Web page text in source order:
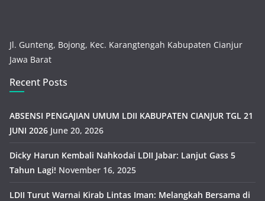
Jl. Gunteng, Bojong, Kec. Karangtengah Kabupaten Cianjur
Jawa Barat
Recent Posts
ABSENSI PENGAJIAN UMUM LDII KABUPATEN CIANJUR TGL 21
JUNI 2026 June 20, 2026
Dicky Harun Kembali Nahkodai LDII Jabar: Lanjut Gass 5
Tahun Lagi! November 16, 2025
LDII Turut Warnai Kirab Lintas Iman: Melangkah Bersama di